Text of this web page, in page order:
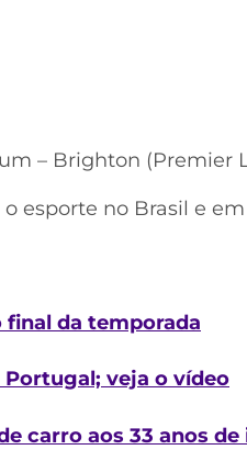
– Brighton (Premier
esporte no Brasil e
da temporada
veja o vídeo
carro aos 33 anos de